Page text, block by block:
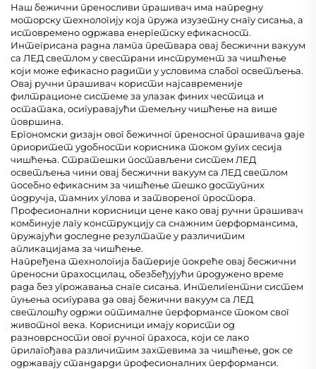
Наш бежични преносливи прашивач има напредну
моторску технологију која пружа изузетну снагу сисања, а
истовремено одржава енергетску ефикасност.
Интегрисана радна лампа претвара овај бесжични вакуум
са ЛЕД светлом у свестрани инструмент за чишћење
који може ефикасно радити у условима слабог осветљења.
Овај ручни прашивач користи најсавременије
филтрационе системе за улазак финих честица и
остатака, осигуравајући темељну чишћење на више
површина.
Ергономски дизајн овог бежичног преносног прашивача даје
приоритет удобности корисника током дугих сесија
чишћења. Стратешки постављени систем ЛЕД
осветљења чини овај бесжични вакуум са ЛЕД светлом
посебно ефикасним за чишћење тешко доступних
подручја, тамних углова и затвореног простора.
Професионални корисници цене како овај ручни прашивач
комбинује лагу конструкцију са снажним перформансима,
пружајући доследне резултате у различитим
апликацијама за чишћење.
Напређена технологија батерије покреће овај бесжични
преносни прахосцилац, обезбеђујући продужено време
рада без угрожавања снаге сисања. Интелигентни систем
пуњења осигурава да овај бежични вакуум са ЛЕД
светлошћу одржи оптималне перформансе током свог
животног века. Корисници имају користи од
разноврсности овог ручног прахоса, који се лако
прилагођава различитим захтевима за чишћење, док се
одржавају стандарди професионалних перформанси.